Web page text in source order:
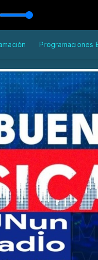
Dj. NuN
Programaciones